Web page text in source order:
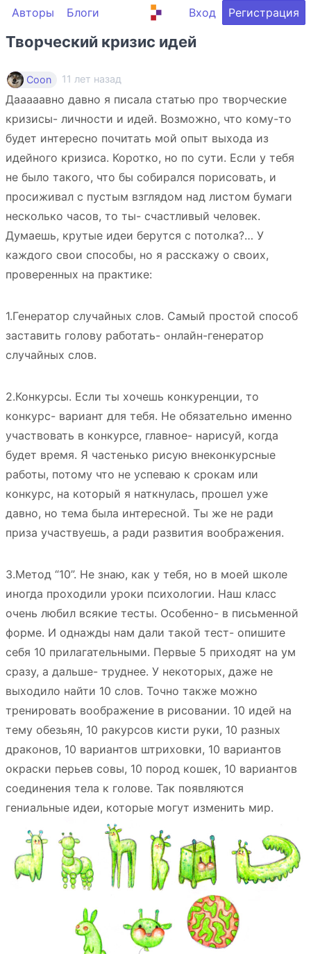
Авторы Блоги Вход Регистрация
Творческий кризис идей
Coon 11 лет назад
Дааааавно давно я писала статью про творческие
кризисы- личности и идей. Возможно, что кому-то
будет интересно почитать мой опыт выхода из
идейного кризиса. Коротко, но по сути. Если у тебя
не было такого, что бы собирался порисовать, и
просиживал с пустым взглядом над листом бумаги
несколько часов, то ты- счастливый человек.
Думаешь, крутые идеи берутся с потолка?… У
каждого свои способы, но я расскажу о своих,
проверенных на практике:
1.Генератор случайных слов. Самый простой способ
заставить голову работать- онлайн-генератор
случайных слов.
2.Конкурсы. Если ты хочешь конкуренции, то
конкурс- вариант для тебя. Не обязательно именно
участвовать в конкурсе, главное- нарисуй, когда
будет время. Я частенько рисую внеконкурсные
работы, потому что не успеваю к срокам или
конкурс, на который я наткнулась, прошел уже
давно, но тема была интересной. Ты же не ради
приза участвуешь, а ради развития воображения.
3.Метод “10”. Не знаю, как у тебя, но в моей школе
иногда проходили уроки психологии. Наш класс
очень любил всякие тесты. Особенно- в письменной
форме. И однажды нам дали такой тест- опишите
себя 10 прилагательными. Первые 5 приходят на ум
сразу, а дальше- труднее. У некоторых, даже не
выходило найти 10 слов. Точно также можно
тренировать воображение в рисовании. 10 идей на
тему обезьян, 10 ракурсов кисти руки, 10 разных
драконов, 10 вариантов штриховки, 10 вариантов
окраски перьев совы, 10 пород кошек, 10 вариантов
соединения тела к голове. Так появляются
гениальные идеи, которые могут изменить мир.